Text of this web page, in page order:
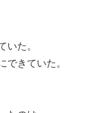
た。
きていた。